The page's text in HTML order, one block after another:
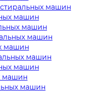
машин
машин
машин
машин
машин
машин
машин
машин
машин